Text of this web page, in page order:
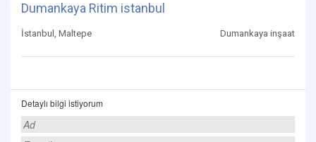
Dumankaya Ritim istanbul
İstanbul, Maltepe Dumankaya inşaat
Detaylı bilgi istiyorum